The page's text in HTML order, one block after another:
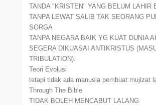
TANDA "KRISTEN" YANG BELUM LAHIR
TANPA LEWAT SALIB TAK SEORANG
SORGA
TANPA NEGARA BAIK YG KUAT DUNIA
SEGERA DIKUASAI ANTIKRISTUS
TRIBULATION).
Teori Evolusi
tetapi tidak ada manusia pembuat mujizat
Through The Bible
TIDAK BOLEH MENCABUT LALANG